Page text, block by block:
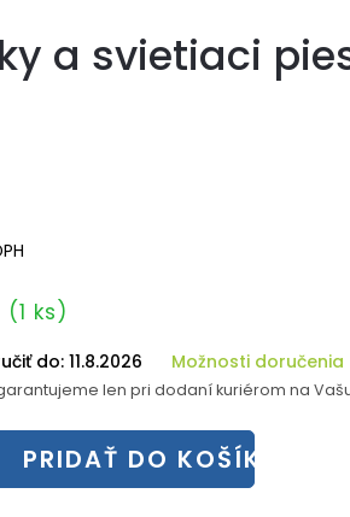
a svietiaci
(1 ks)
do: 11.8.2026 Možnosti doručenia
len pri dodaní kuriérom na
PRIDAŤ DO KOŠÍKA